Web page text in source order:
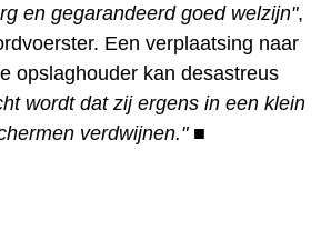
en gegarandeerd goed welzijn",
Een verplaatsing naar
opslaghouder kan desastreus
wordt dat zij ergens in een klein
verdwijnen." ■